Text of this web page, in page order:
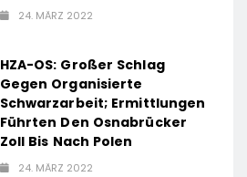
24. MÄRZ 2022
HZA-OS: Großer Schlag
Gegen Organisierte
Schwarzarbeit; Ermittlungen
Führten Den Osnabrücker
Zoll Bis Nach Polen
24. MÄRZ 2022